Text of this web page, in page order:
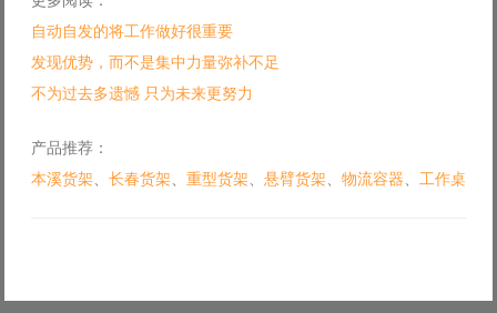
自动自发的将工作做好很重要
发现优势，而不是集中力量弥补不足
不为过去多遗憾 只为未来更努力
产品推荐：
本溪货架
长春货架 重型货架 悬臂货架 物流容器 工作桌